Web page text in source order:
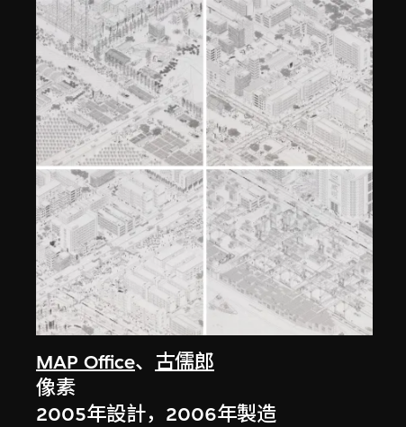
MAP Office、 古儒郎
像素
2005年設計，2006年製造